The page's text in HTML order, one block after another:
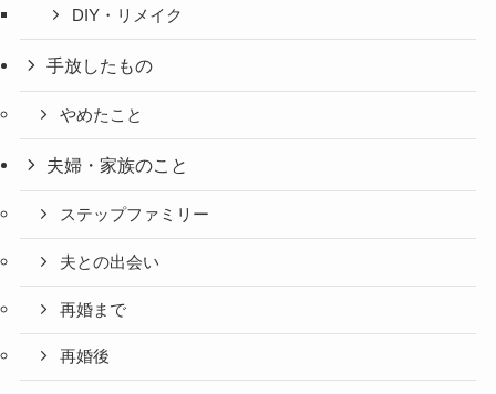
DIY・リメイク
手放したもの
やめたこと
夫婦・家族のこと
ステップファミリー
夫との出会い
再婚まで
再婚後